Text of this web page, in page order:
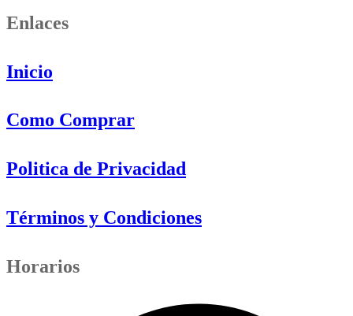
Enlaces
Inicio
Como Comprar
Politica de Privacidad
Términos y Condiciones
Horarios